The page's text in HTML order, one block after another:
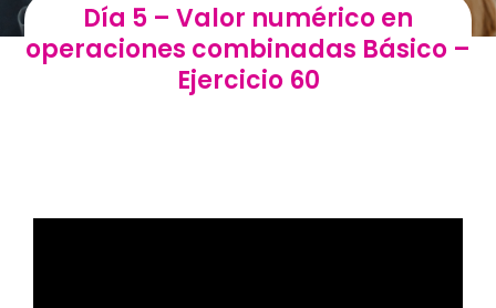
Nosotros
Soluciones
Día 5 – Valor numérico en
operaciones combinadas Básico –
Ejercicio 60